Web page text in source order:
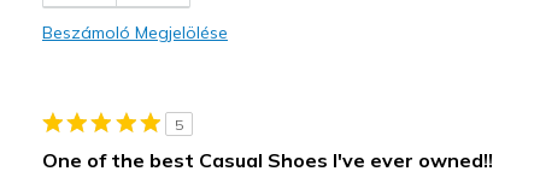
View On Shoes
Shoes are for Wearing
Beszámoló Megjelölése
5
One of the best Casual Shoes I've ever owned!!